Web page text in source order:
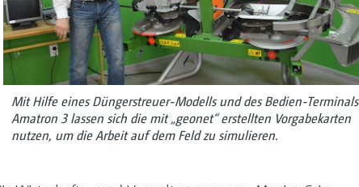
Mit Hilfe eines Düngerstreuer-Modells und des Bedien-Terminals
Amatron 3 lassen sich die mit „geonet“ erstellten Vorgabekarten
nutzen, um die Arbeit auf dem Feld zu simulieren.